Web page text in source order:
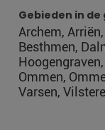
Gebieden in
Archem,
Besthmen,
Ommen,
Varsen,